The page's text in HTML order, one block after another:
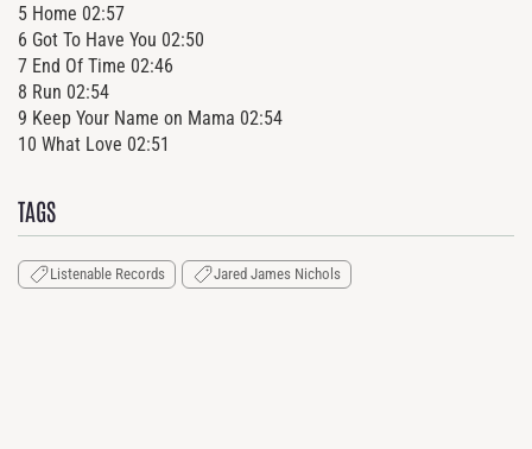
5 Home 02:57
6 Got To Have You 02:50
7 End Of Time 02:46
8 Run 02:54
9 Keep Your Name on Mama 02:54
10 What Love 02:51
TAGS
Listenable Records Jared James Nichols